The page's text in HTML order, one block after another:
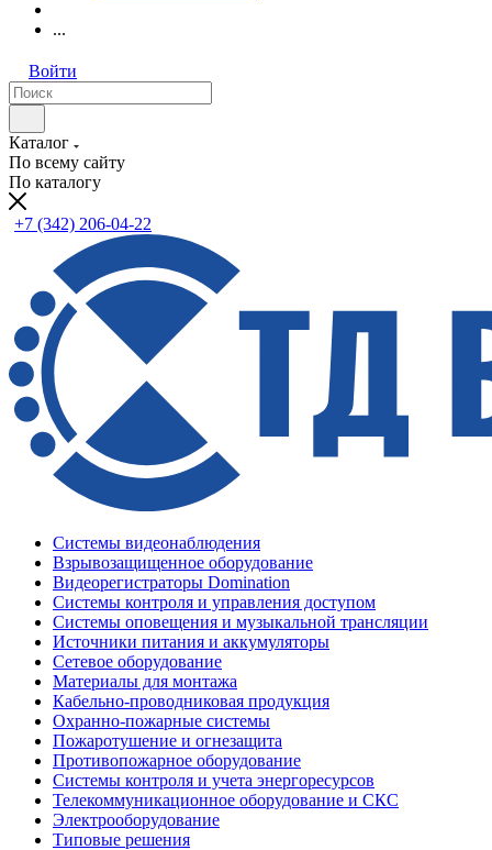
...
Войти
Каталог
По всему сайту
По каталогу
+7 (342) 206-04-22
Системы видеонаблюдения
Взрывозащищенное оборудование
Видеорегистраторы Domination
Системы контроля и управления доступом
Системы оповещения и музыкальной трансляции
Источники питания и аккумуляторы
Сетевое оборудование
Материалы для монтажа
Кабельно-проводниковая продукция
Охранно-пожарные системы
Пожаротушение и огнезащита
Противопожарное оборудование
Системы контроля и учета энергоресурсов
Телекоммуникационное оборудование и СКС
Электрооборудование
Типовые решения